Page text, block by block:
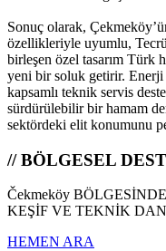
Sonuç olarak,
özellikleriyle uyumlu,
birleşen özel tasarım Türk
yeni bir soluk getirir. Enerji
kapsamlı teknik servis
sürdürülebilir bir hamam
sektördeki elit konumunu
// BÖLGESEL
Čekmeköy
KEŞİF VE TEKNİK
HEMEN ARA